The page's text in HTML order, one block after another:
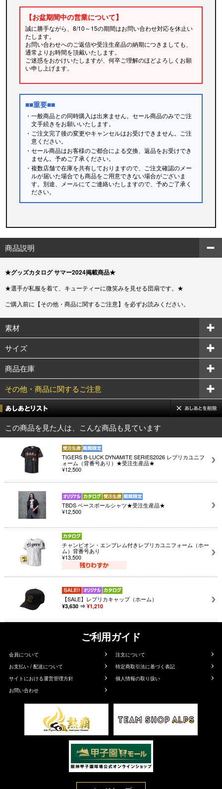
【お盆期間中の営業について】
誠に勝手ながら、8/10～15の期間はお問い合わせ対応を休止い
たします。
お問い合わせへのご返信や受注生産品の納期につきましても、
通常よりお時間を頂戴いたします。
ご迷惑をおかけいたしますが、何卒ご理解のほどよろしくお願
い申し上げます。
■■重要■■
・一般商品との同時購入は出来ません。セール商品のみでご注
文手続きをお願いいたします。
・ご注文完了後の変更やキャンセルはお受けできません。ご注
意ください。
・セール商品はお客様のご都合による交換、返品をお受けでき
ません。予めご了承ください。
・複数店舗で在庫を共有しておりますので、ご注文確認のメー
ルが届いた場合でも商品をご用意できない場合がございま
す。別途、メールにてご連絡いたしますので、予めご了承く
ださい。
商品説明
★グッズカタログ サマー2024掲載商品★
★選手が私服を着て、キューティーに微笑みを見せる団扇です。★
ご購入前に【その他・商品に関するご注意】を必ずお読みください。
素材
サイズ
商品在庫
その他・商品に関するご注意
この商品を見た人は、こんな商品も見ています
TIGERS B-LUCK DYNAMITE SERIES2026 レプリカユニフ
ォーム（背番号あり）★受注生産品★
¥12,500
TBDS ベースボールシャツ★受注生産品★
¥12,500
チャンピオン・エンブレム付きレプリカユニフォーム（ホー
ム）背番号あり
¥13,500
【SALE】レプリカキャップ（ホーム）
¥3,630 ⇒ ¥1,210
ご利用ガイド
会員について
注文について
お支払い / 配送について
特定商取引法に基づく表記
サイトにおける運営管理方針
個人情報の取り扱い
お問い合わせ